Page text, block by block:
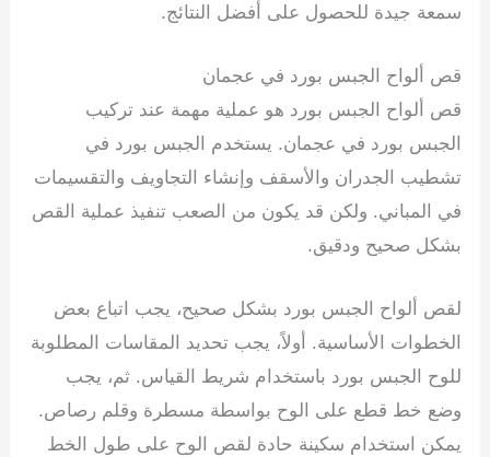
سمعة جيدة للحصول على أفضل النتائج.
قص ألواح الجبس بورد في عجمان
قص ألواح الجبس بورد هو عملية مهمة عند تركيب
الجبس بورد في عجمان. يستخدم الجبس بورد في
تشطيب الجدران والأسقف وإنشاء التجاويف والتقسيمات
في المباني. ولكن قد يكون من الصعب تنفيذ عملية القص
بشكل صحيح ودقيق.
لقص ألواح الجبس بورد بشكل صحيح، يجب اتباع بعض
الخطوات الأساسية. أولاً، يجب تحديد المقاسات المطلوبة
للوح الجبس بورد باستخدام شريط القياس. ثم، يجب
وضع خط قطع على الوح بواسطة مسطرة وقلم رصاص.
يمكن استخدام سكينة حادة لقص الوح على طول الخط